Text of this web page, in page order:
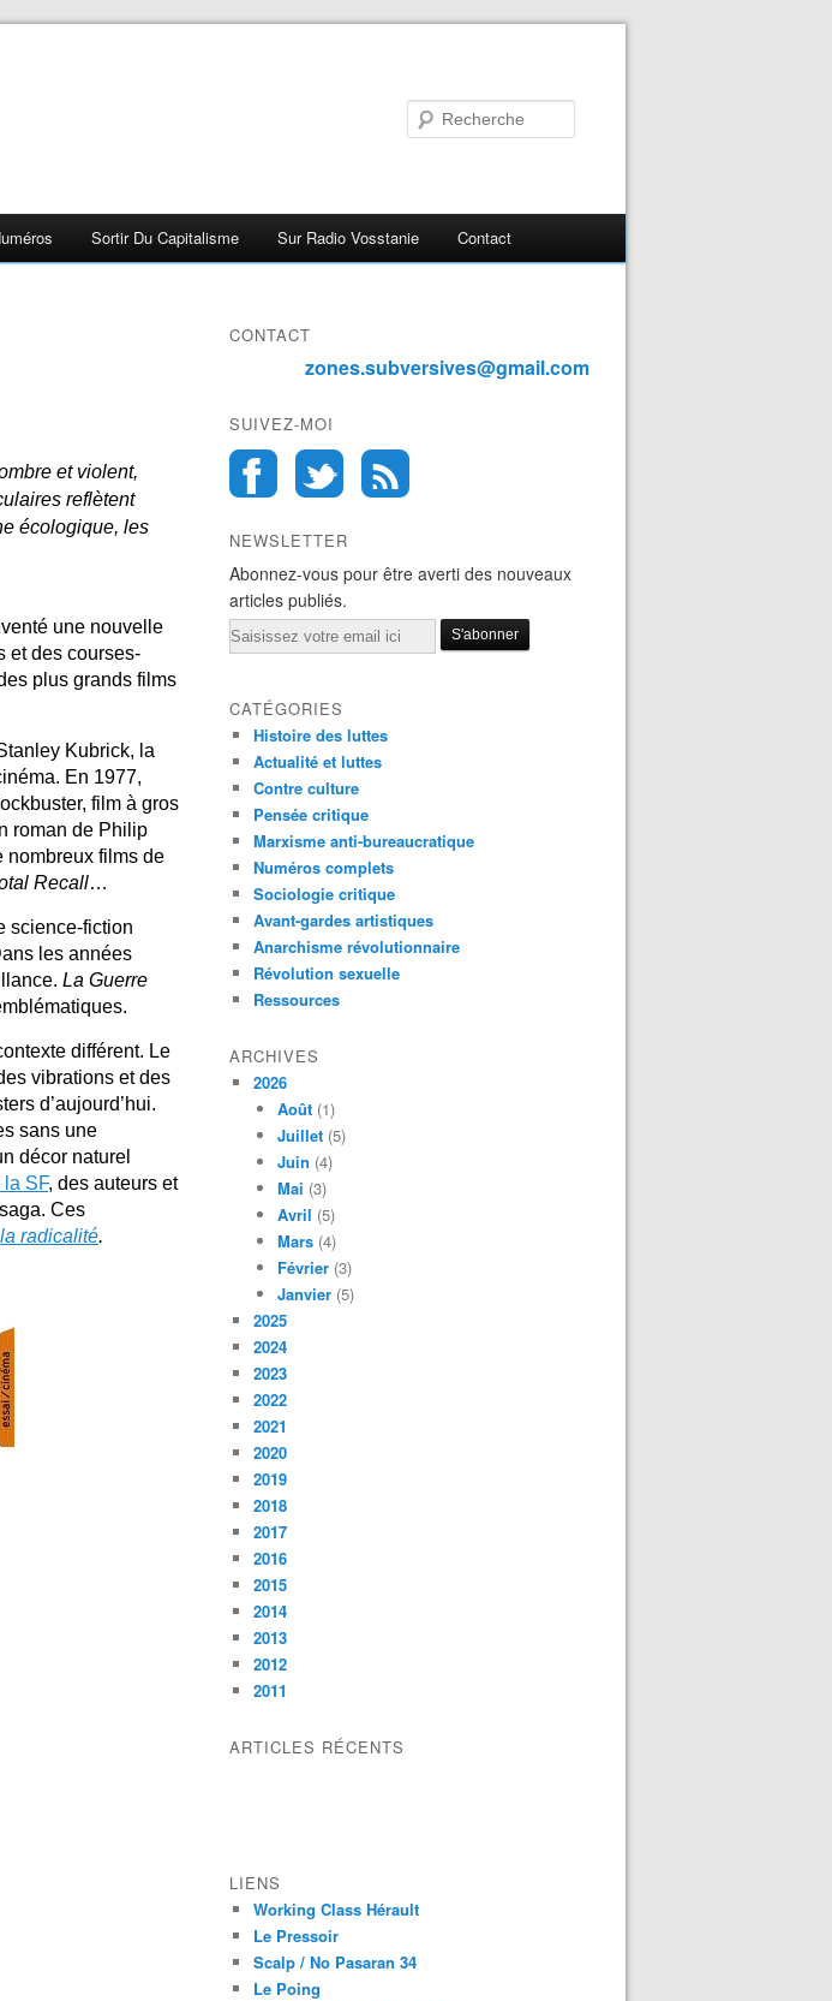
Sortir Du Capitalisme Sur Radio Vosstanie Contact
et violent,
reflètent
écologique, les
une nouvelle
et des courses-
plus grands films
Kubrick, la
En 1977,
film à gros
roman de Philip
nombreux films de
Recall…
science-fiction
les années
La Guerre
différent. Le
vibrations et des
d’aujourd’hui.
sans une
décor naturel
la SF, des auteurs et
Ces
radicalité.
CONTACT
zones.subversives@gmail.com
SUIVEZ-MOI
NEWSLETTER
Abonnez-vous pour être averti des nouveaux
articles publiés.
Email
CATÉGORIES
Histoire des luttes
Actualité et luttes
Contre culture
Pensée critique
Marxisme anti-bureaucratique
Numéros complets
Sociologie critique
Avant-gardes artistiques
Anarchisme révolutionnaire
Révolution sexuelle
Ressources
ARCHIVES
2026
Août (1)
Juillet (5)
Juin (4)
Mai (3)
Avril (5)
Mars (4)
Février (3)
Janvier (5)
2025
2024
2023
2022
2021
2020
2019
2018
2017
2016
2015
2014
2013
2012
2011
ARTICLES RÉCENTS
LIENS
Working Class Hérault
Le Pressoir
Scalp / No Pasaran 34
Le Poing